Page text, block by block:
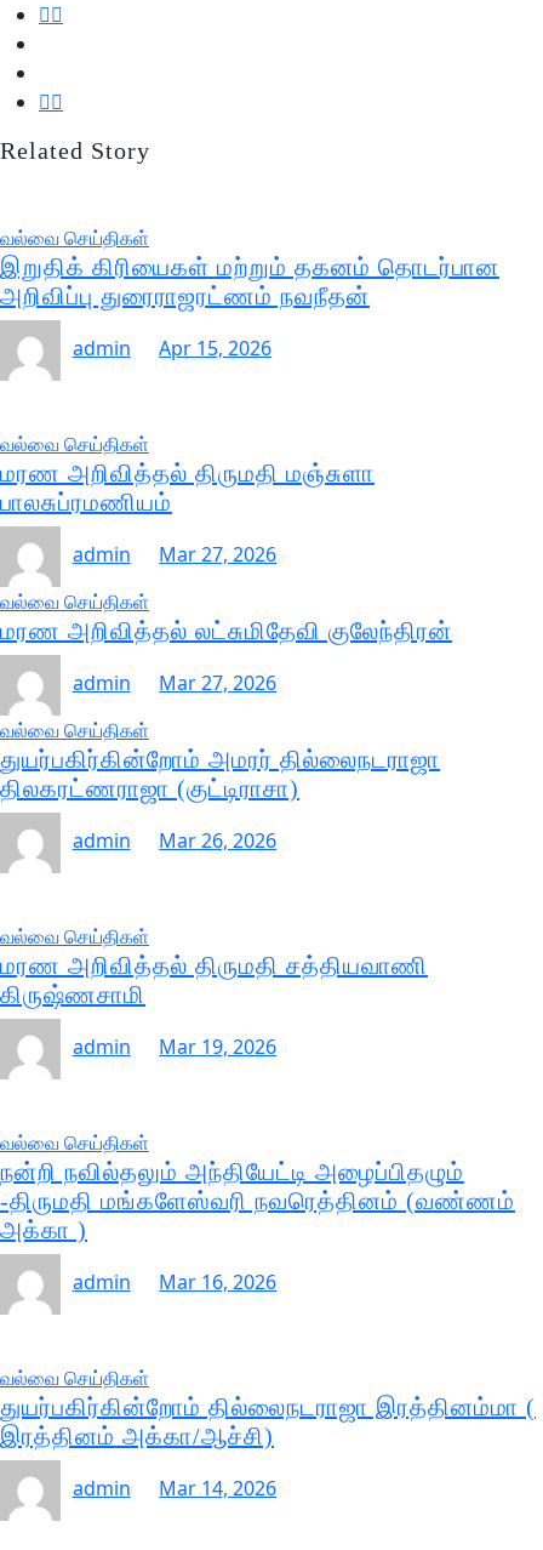
Related Story
வல்வை செய்திகள்
இறுதிக் கிரியைகள் மற்றும் தகனம் தொடர்பான
அறிவிப்பு துரைராஜரட்ணம் நவநீதன்
admin
Apr 15, 2026
வல்வை செய்திகள்
மரண அறிவித்தல் திருமதி மஞ்சுளா
பாலசுப்ரமணியம்
admin
Mar 27, 2026
வல்வை செய்திகள்
மரண அறிவித்தல் லட்சுமிதேவி குலேந்திரன்
admin
Mar 27, 2026
வல்வை செய்திகள்
துயர்பகிர்கின்றோம் அமரர் தில்லைநடராஜா
திலகரட்ணராஜா (குட்டிராசா)
admin
Mar 26, 2026
வல்வை செய்திகள்
மரண அறிவித்தல் திருமதி சத்தியவாணி
கிருஷ்ணசாமி
admin
Mar 19, 2026
வல்வை செய்திகள்
நன்றி நவில்தலும் அந்தியேட்டி அழைப்பிதழும்
-திருமதி மங்களேஸ்வரி நவரெத்தினம் (வண்ணம்
அக்கா )
admin
Mar 16, 2026
வல்வை செய்திகள்
துயர்பகிர்கின்றோம் தில்லைநடராஜா இரத்தினம்மா (
இரத்தினம் அக்கா/ஆச்சி)
admin
Mar 14, 2026